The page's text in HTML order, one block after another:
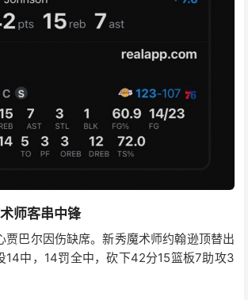
师客串中锋
贾巴尔因伤缺席。新秀魔术师约翰逊顶替出
14中，14罚全中，砍下42分15篮板7助攻3